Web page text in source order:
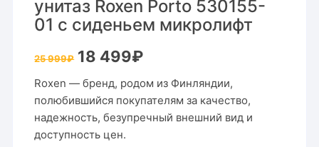
унитаз Roxen Porto 530155-
01 с сиденьем микролифт
25 999₽ Первоначальная
цена
25
999₽.
18 499₽Текущая
499₽.
Roxen — бренд, родом из Финляндии,
полюбившийся покупателям за качество,
надежность, безупречный внешний вид и
доступность цен.